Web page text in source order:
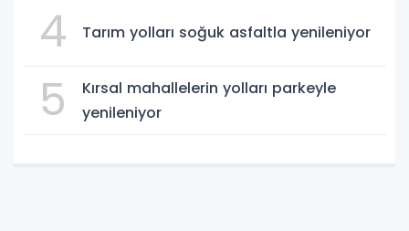
4 Tarım yolları soğuk asfaltla yenileniyor
5
Kırsal mahallelerin yolları parkeyle
yenileniyor